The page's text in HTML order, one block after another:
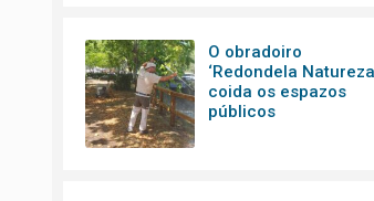
O obradoiro
‘Redondela
coida os espazos
públicos